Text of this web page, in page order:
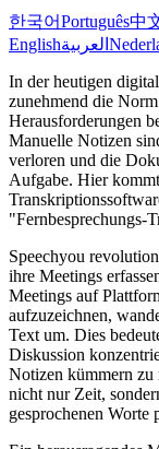
한국어Português中
Englishالعربية
In der heutigen
zunehmend die
Herausforderungen
Manuelle Notizen
verloren und die
Aufgabe. Hier
"Fernbesprechungs-
Speechyou
ihre Meetings
Meetings auf
aufzuzeichnen,
Text um. Dies
Diskussion
Notizen kümmern zu
nicht nur Zeit,
gesprochenen Worte